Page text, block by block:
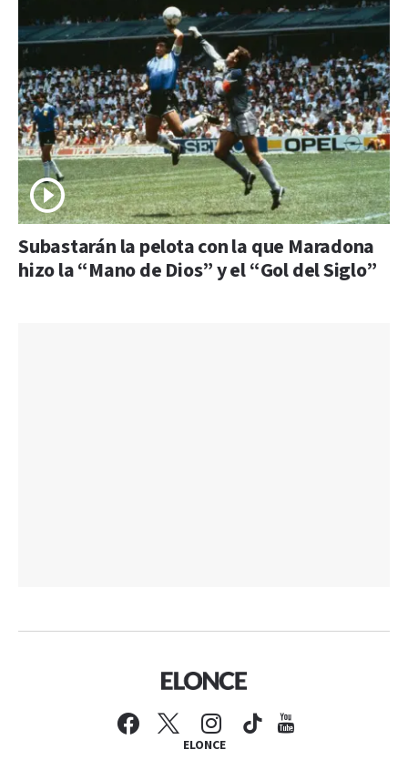
Subastarán la pelota con la que Maradona
hizo la “Mano de Dios” y el “Gol del Siglo”
ELONCE